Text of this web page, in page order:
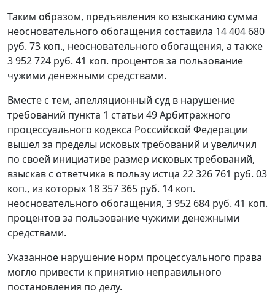
Таким образом, предъявления ко взысканию сумма
неосновательного обогащения составила 14 404 680
руб. 73 коп., неосновательного обогащения, а также
3 952 724 руб. 41 коп. процентов за пользование
чужими денежными средствами.
Вместе с тем, апелляционный суд в нарушение
требований пункта 1 статьи 49Арбитражного
процессуального кодекса Российской Федерации
вышел за пределы исковых требований и увеличил
по своей инициативе размер исковых требований,
взыскав с ответчика в пользу истца 22 326 761 руб. 03
коп., из которых 18 357 365 руб. 14 коп.
неосновательного обогащения, 3 952 684 руб. 41 коп.
процентов за пользование чужими денежными
средствами.
Указанное нарушение норм процессуального права
могло привести к принятию неправильного
постановления по делу.